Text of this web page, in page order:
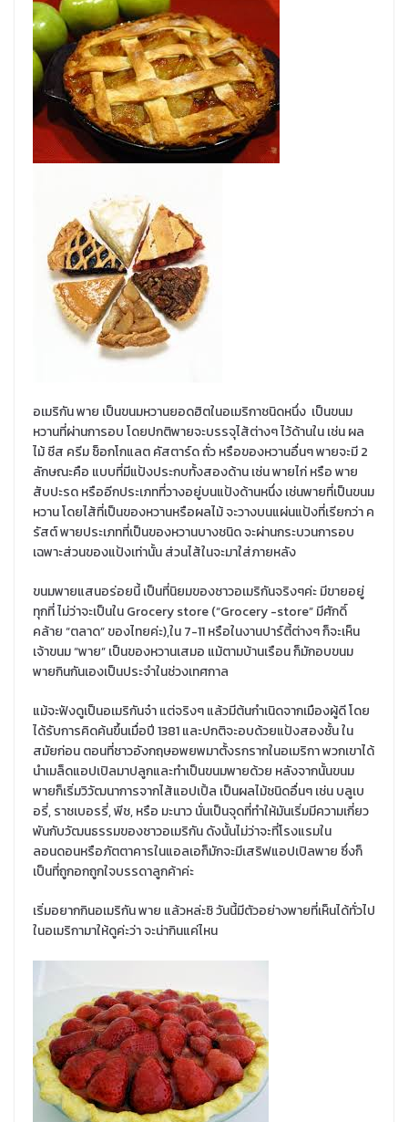
อเมริกัน พาย เป็นขนมหวานยอดฮิตในอเมริกาชนิดหนึ่ง เป็นขนม
หวานที่ผ่านการอบ โดยปกติพายจะบรรจุไส้ต่างๆ ไว้ด้านใน เช่น ผล
ไม้ ชีส ครีม ช็อกโกแลต คัสตาร์ด ถั่ว หรือของหวานอื่นๆ พายจะมี 2
ลักษณะคือ แบบที่มีแป้งประกบทั้งสองด้าน เช่น พายไก่ หรือ พาย
สับปะรด หรืออีกประเภทที่วางอยู่บนแป้งด้านหนึ่ง เช่นพายที่เป็นขนม
หวาน โดยไส้ที่เป็นของหวานหรือผลไม้ จะวางบนแผ่นแป้งที่เรียกว่า ค
รัสต์ พายประเภทที่เป็นของหวานบางชนิด จะผ่านกระบวนการอบ
เฉพาะส่วนของแป้งเท่านั้น ส่วนไส้ในจะมาใส่ภายหลัง
ขนมพายแสนอร่อยนี้ เป็นที่นิยมของชาวอเมริกันจริงๆค่ะ มีขายอยู่
ทุกที่ ไม่ว่าจะเป็นใน Grocery store (“Grocery -store” มีศักดิ์
คล้าย “ตลาด” ของไทยค่ะ),ใน 7-11 หรือในงานปาร์ตี้ต่างๆ ก็จะเห็น
เจ้าขนม “พาย” เป็นของหวานเสมอ แม้ตามบ้านเรือน ก็มักอบขนม
พายกินกันเองเป็นประจำในช่วงเทศกาล
แม้จะฟังดูเป็นอเมริกันจ๋า แต่จริงๆ แล้วมีต้นกำเนิดจากเมืองผู้ดี โดย
ได้รับการคิดค้นขึ้นเมื่อปี 1381 และปกติจะอบด้วยแป้งสองชั้น ใน
สมัยก่อน ตอนที่ชาวอังกฤษอพยพมาตั้งรกรากในอเมริกา พวกเขาได้
นำเมล็ดแอปเปิลมาปลูกและทำเป็นขนมพายด้วย หลังจากนั้นขนม
พายก็เริ่มวิวัฒนาการจากไส้แอปเปิ้ล เป็นผลไม้ชนิดอื่นๆ เช่น บลูเบ
อรี่, ราชเบอรรี่, พีช, หรือ มะนาว นั่นเป็นจุดที่ทำให้มันเริ่มมีความเกี่ยว
พันกับวัฒนธรรมของชาวอเมริกัน ดังนั้นไม่ว่าจะที่โรงแรมใน
ลอนดอนหรือภัตตาคารในแอลเอก็มักจะมีเสริฟแอปเปิลพาย ซึ่งก็
เป็นที่ถูกอกถูกใจบรรดาลูกค้าค่ะ
เริ่มอยากกินอเมริกัน พาย แล้วหล่ะซิ วันนี้มีตัวอย่างพายที่เห็นได้ทั่วไป
ในอเมริกามาให้ดูค่ะว่า จะน่ากินแค่ไหน